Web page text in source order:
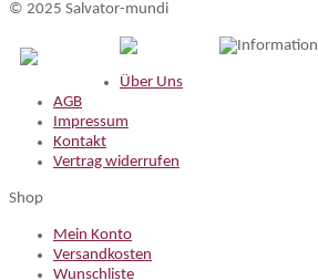
© 2025 Salvator-mundi
Information
Über Uns
AGB
Impressum
Kontakt
Vertrag widerrufen
Shop
Mein Konto
Versandkosten
Wunschliste